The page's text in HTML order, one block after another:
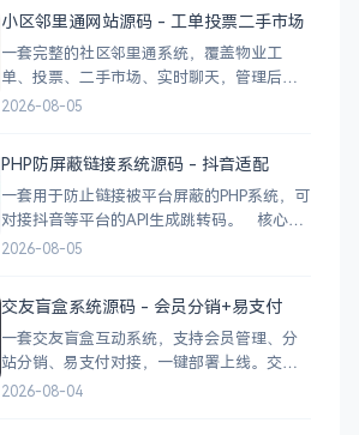
小区邻里通网站源码 - 工单投票二手市场
一套完整的社区邻里通系统，覆盖物业工
单、投票、二手市场、实时聊天，管理后台
一应俱全。 前台功能 九宫格快捷菜单 +
情 小区投票：发起/参与/查看结果 邻里社区
2026-08-05
PHP防屏蔽链接系统源码 - 抖音适配
一套用于防止链接被平台屏蔽的PHP系统，可
对接抖音等平台的API生成跳转码。 核心功
能 多域名池智能切换，降低被拦截概率 对接
分析报表 技术栈 后端：PHP
2026-08-05
交友盲盒系统源码 - 会员分销+易支付
一套交友盲盒互动系统，支持会员管理、分
站分销、易支付对接，一键部署上线。交友
盲盒系统源码，支持会员系统、多商户分
2026-08-04